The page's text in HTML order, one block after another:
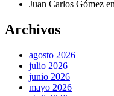
Juan Carlos Gómez en
Archivos
agosto 2026
julio 2026
junio 2026
mayo 2026